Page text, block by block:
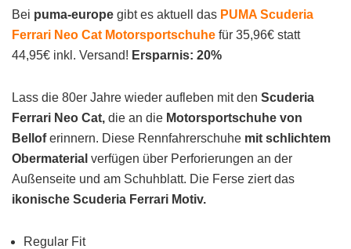
Bei puma-europe gibt es aktuell das PUMA Scuderia
Ferrari Neo Cat Motorsportschuhe für 35,96€ statt
44,95€ inkl. Versand! Ersparnis: 20%
Lass die 80er Jahre wieder aufleben mit den Scuderia
Ferrari Neo Cat, die an die Motorsportschuhe von
Belloferinnern. Diese Rennfahrerschuhe mit schlichtem
Obermaterial verfügen über Perforierungen an der
Außenseite und am Schuhblatt. Die Ferse ziert das
ikonische Scuderia Ferrari Motiv.
Regular Fit